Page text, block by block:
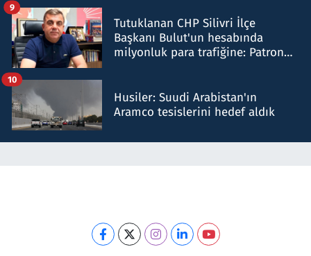
Tutuklanan CHP Silivri İlçe
Başkanı Bulut'un hesabında
milyonluk para trafiğine: Patron
9
Husiler: Suudi Arabistan'ın
Aramco tesislerini hedef aldık
10